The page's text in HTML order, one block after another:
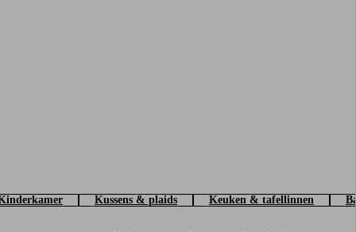
Kussens & plaids Keuken & tafellinnen